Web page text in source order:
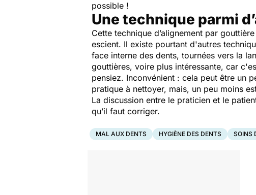
possible !
Une technique parmi
Cette technique d’alignement par
escient. Il existe pourtant d'autres
face interne des dents, tournées vers la
gouttières, voire plus intéressante, car
pensiez. Inconvénient : cela peut être un
pratique à nettoyer, mais, un peu moins
La discussion entre le praticien et le
qu’il faut corriger.
MAL AUX DENTS HYGIÈNE DES DENTS SOINS